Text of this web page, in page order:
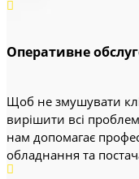
Оперативне
Щоб не змушувати
вирішити всі
нам допомагає
обладнання та